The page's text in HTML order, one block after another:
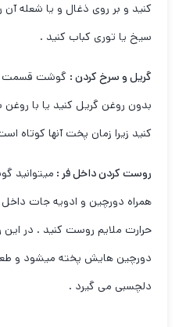
کنید و بر روی ذغال و یا شعله آن
سیخ یا توری کباب کنید .
گریل و سرخ کردن : گوشت قسمت
بدون روغن گریل کنید یا با
کنید زیرا زمان پخت آنها کوتاه
روست کردن داخل فر : میتوانید
همراه دورچین و ادویه جات داخل
حرارت ملایم روست کنید . در
دورچین هایش پخته میشود و
دلچسبی می گیرد .